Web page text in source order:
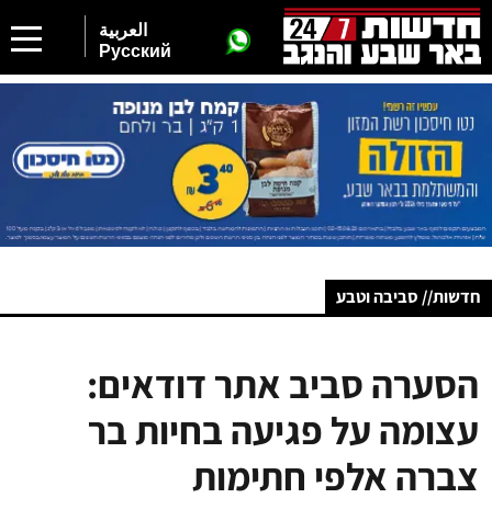
العربية
Русский
חדשות// סביבה וטבע
הסערה סביב אתר דודאים:
עצומה על פגיעה בחיות בר
צברה אלפי חתימות